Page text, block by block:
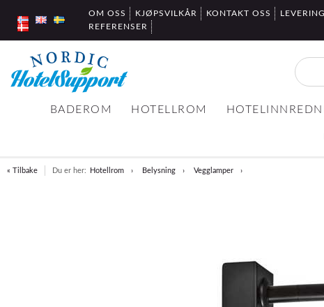
OM OSS KJØPSVILKÅR KONTAKT OSS
REFERENSER
BADEROM HOTELLROM
« Tilbake Du er her: Hotellrom Belysning Vegglamper